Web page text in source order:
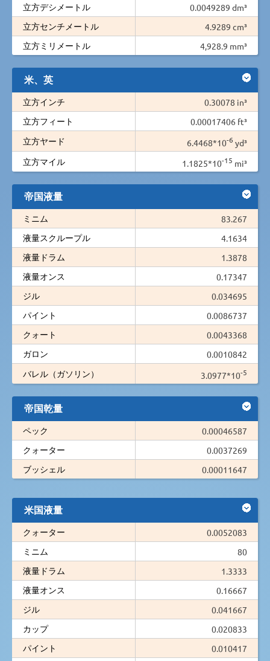
立方デシメートル
0.0049289 dm³
立方センチメートル
4.9289 cm³
立方ミリメートル
4,928.9 mm³
米、英
立方インチ
0.30078 in³
立方フィート
0.00017406 ft³
立方ヤード
6.4468*10-6 yd³
立方マイル
1.1825*10-15 mi³
帝国液量
ミニム
83.267
液量スクループル
4.1634
液量ドラム
1.3878
液量オンス
0.17347
ジル
0.034695
パイント
0.0086737
クォート
0.0043368
ガロン
0.0010842
バレル（ガソリン）
3.0977*10-5
帝国乾量
ペック
0.00046587
クォーター
0.0037269
ブッシェル
0.00011647
米国液量
クォーター
0.0052083
ミニム
80
液量ドラム
1.3333
液量オンス
0.16667
ジル
0.041667
カップ
0.020833
パイント
0.010417